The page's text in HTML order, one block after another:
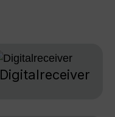
Digitalreceiver